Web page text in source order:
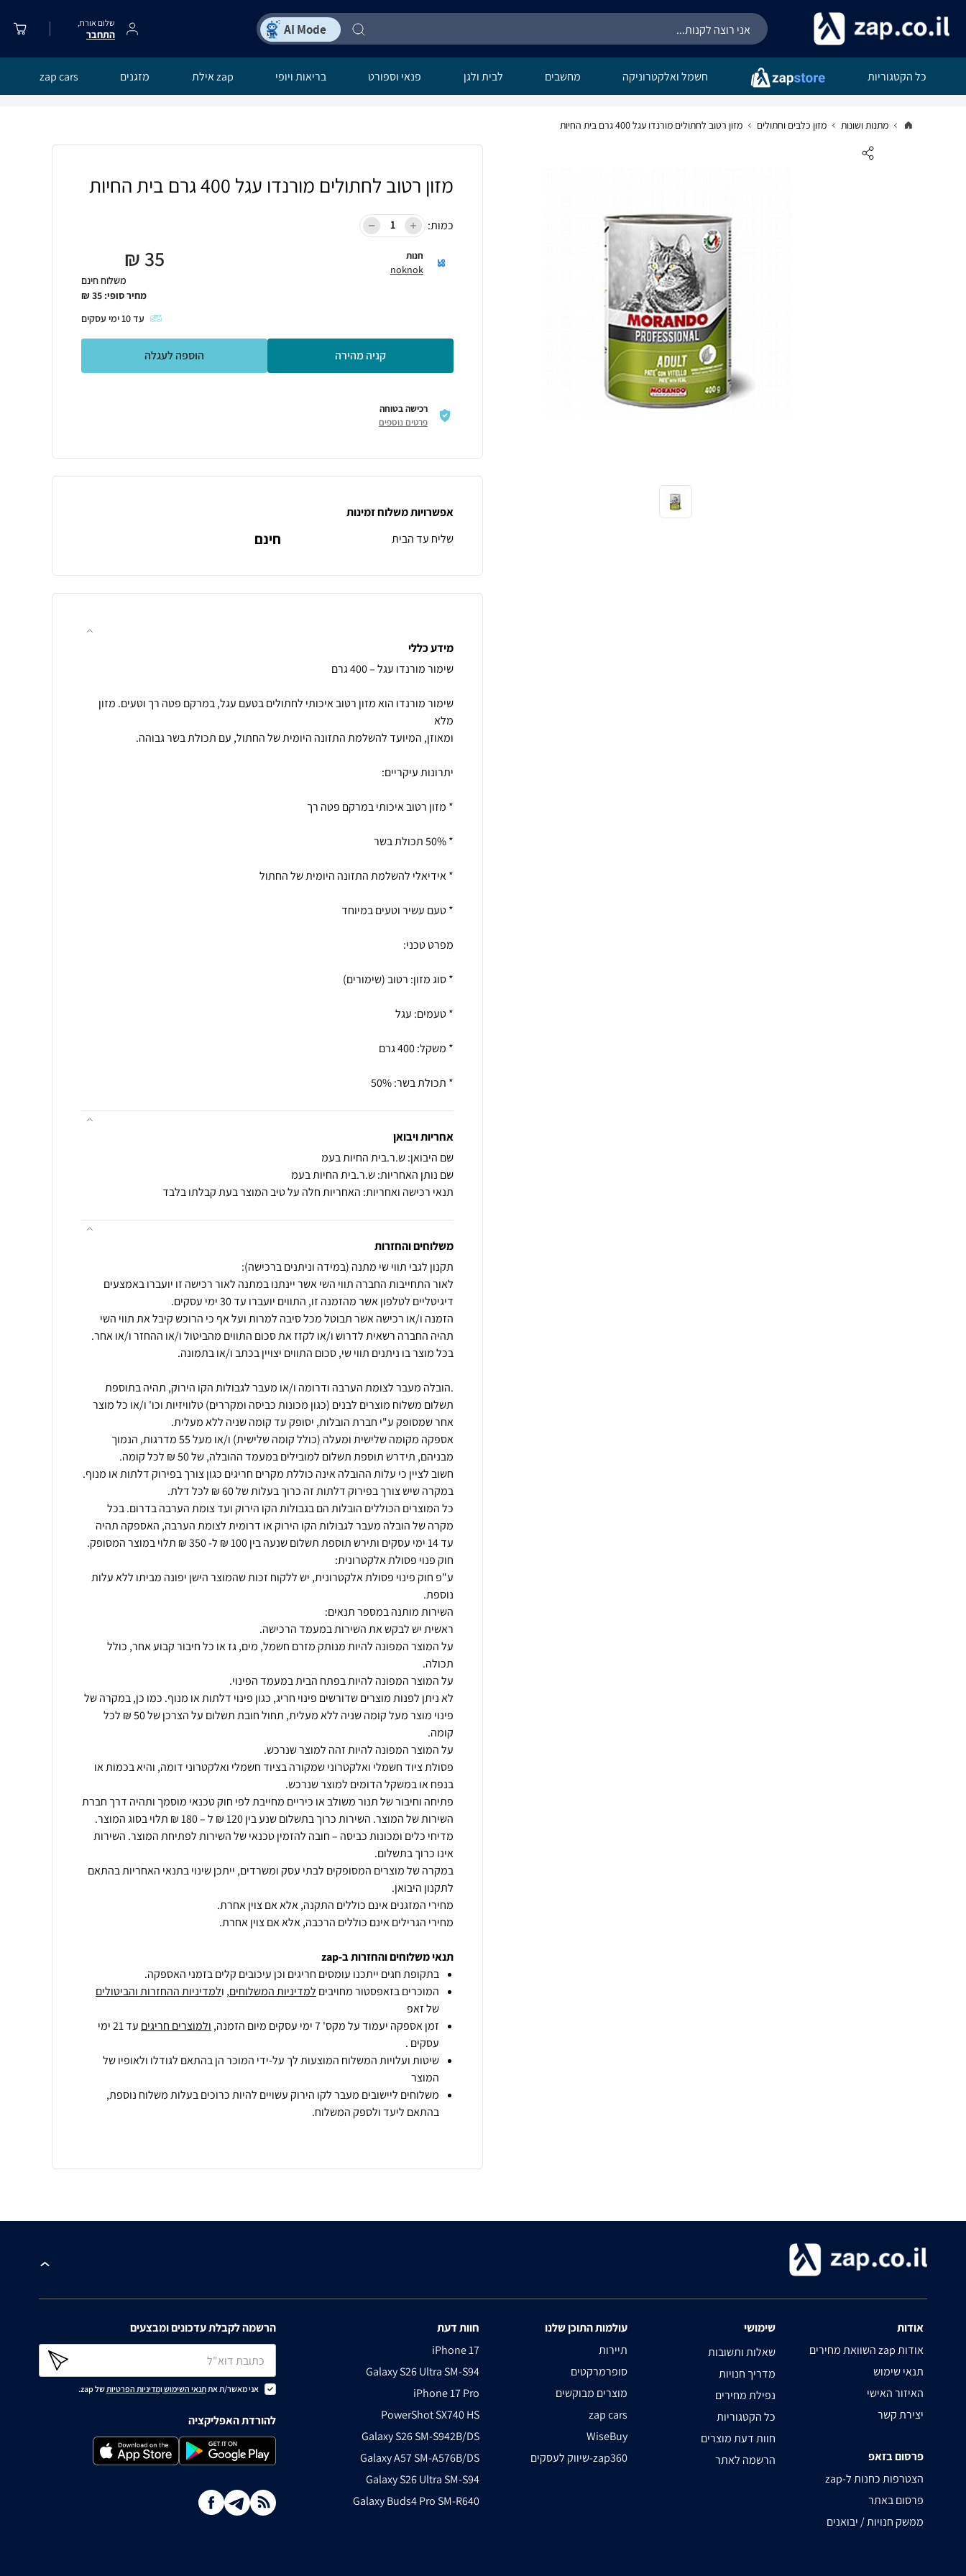
שלום אורח,
התחבר
כל הקטגוריות חשמל ואלקטרוניקה מחשבים לבית ולגן פנאי וספורט בריאות ויופי zap אילת מזגנים zap cars
מתנות ושונות מזון כלבים וחתולים מזון רטוב לחתולים מורנדו עגל 400 גרם בית החיות
מזון רטוב לחתולים מורנדו עגל 400 גרם בית החיות
כמות:
חנות
noknok
35
₪
משלוח חינם
מחיר סופי: 35
₪
עד10 ימי עסקים
קניה מהירה הוספה לעגלה
רכישה בטוחה
פרטים נוספים
אפשרויות משלוח זמינות
שליח עד הבית
חינם
מידע כללי
שימור מורנדו הוא מזון רטוב איכותי לחתולים בטעם עגל, במרקם פטה רך וטעים. מזון
* תכולת בשר: 50%
אחריות ויבואן
שם היבואן: ש.ר.בית החיות בעמ
שם נותן האחריות: ש.ר.בית החיות בעמ
תנאי רכישה ואחריות: האחריות חלה על טיב המוצר בעת קבלתו בלבד
משלוחים והחזרות
לאור התחייבות החברה תווי השי אשר יינתנו במתנה לאור רכישה זו יועברו באמצעים
הזמנה ו/או רכישה אשר תבוטל מכל סיבה למרות ועל אף כי הרוכש קיבל את תווי השי
.הובלה מעבר לצומת הערבה ודרומה ו/או מעבר לגבולות הקו הירוק, תהיה בתוספת
תשלום משלוח מוצרים לבנים (כגון מכונות כביסה ומקררים) טלוויזיות וכו' ו/או כל מוצר
אספקה מקומה שלישית ומעלה (כולל קומה שלישית) ו/או מעל 55 מדרגות, הנמוך
כל המוצרים הכוללים הובלות הם בגבולות הקו הירוק ועד צומת הערבה בדרום. בכל
מקרה של הובלה מעבר לגבולות הקו הירוק או דרומית לצומת הערבה, האספקה תהיה
ע"פ חוק פינוי פסולת אלקטרונית, יש ללקוח זכות שהמוצר הישן יפונה מביתו ללא עלות
על המוצר המפונה להיות מנותק מזרם חשמל, מים, גז או כל חיבור קבוע אחר, כולל
לא ניתן לפנות מוצרים שדורשים פינוי חריג, כגון פינוי דלתות או מנוף. כמו כן, במקרה של
פינוי מוצר מעל קומה שניה ללא מעלית, תחול חובת תשלום על הצרכן של 50 ₪ לכל
פסולת ציוד חשמלי ואלקטרוני שמקורה בציוד חשמלי ואלקטרוני דומה, והיא בכמות או
פתיחה וחיבור של תנור משולב או כיריים מחייבת לפי חוק טכנאי מוסמך ותהיה דרך חברת
מדיחי כלים ומכונות כביסה – חובה להזמין טכנאי של השירות לפתיחת המוצר. השירות
במקרה של מוצרים המסופקים לבתי עסק ומשרדים, ייתכן שינוי בתנאי האחריות בהתאם
מחירי הגרילים אינם כוללים הרכבה, אלא אם צוין אחרת.
תנאי משלוחים והחזרות ב-zap
בתקופת חגים ייתכנו עומסים חריגים וכן עיכובים קלים בזמני האספקה.
המוכרים בזאפסטור מחויבים למדיניות המשלוחים, ולמדיניות ההחזרות והביטולים
של זאפ
זמן אספקה יעמוד על מקס' 7 ימי עסקים מיום הזמנה,
ולמוצרים חריגים
עד 21 ימי
עסקים .
שיטות ועלויות המשלוח המוצעות לך על-ידי המוכר הן בהתאם לגודלו ולאופיו של
המוצר
משלוחים ליישובים מעבר לקו הירוק עשויים להיות כרוכים בעלות משלוח נוספת,
בהתאם ליעד ולספק המשלוח.
אודות
השוואת מחירים zap אודות
תנאי שימוש
האיזור האישי
יצירת קשר
פרסום בזאפ
zap-הצטרפות כחנות ל
פרסום באתר
ממשק חנויות / יבואנים
שימושי
שאלות ותשובות
מדריך חנויות
נפילת מחירים
כל הקטגוריות
חוות דעת מוצרים
הרשמה לאתר
עולמות התוכן שלנו
תיירות
סופרמרקטים
מוצרים מבוקשים
zap cars
WiseBuy
שיווק לעסקים-zap360
חוות דעת
iPhone 17
Galaxy S26 Ultra SM-S94
iPhone 17 Pro
PowerShot SX740 HS
Galaxy S26 SM-S942B/DS
Galaxy A57 SM-A576B/DS
Galaxy S26 Ultra SM-S94
Galaxy Buds4 Pro SM-R640
הרשמה לקבלת עדכונים ומבצעים
אני מאשר/ת אתתנאי השימושומדיניות הפרטיותשל zap.
להורדת האפליקציה